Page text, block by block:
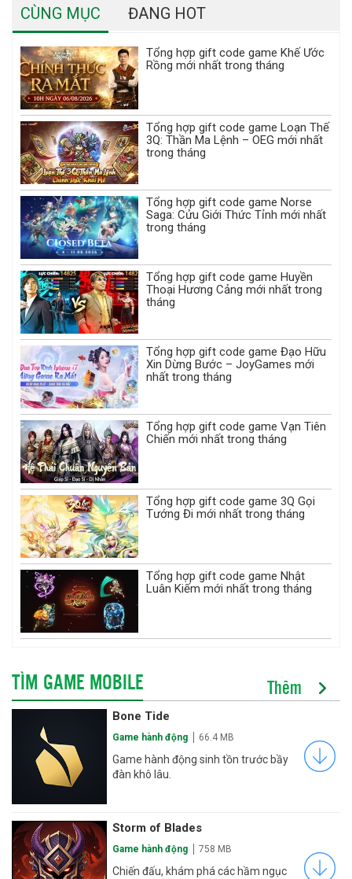
CÙNG MỤC ĐANG HOT
Tổng hợp gift code game Khế Ước
Rồng mới nhất trong tháng
Tổng hợp gift code game Loạn Thế
3Q: Thần Ma Lệnh – OEG mới nhất
trong tháng
Tổng hợp gift code game Norse
Saga: Cửu Giới Thức Tỉnh mới nhất
trong tháng
Tổng hợp gift code game Huyền
Thoại Hương Cảng mới nhất trong
tháng
Tổng hợp gift code game Đạo Hữu
Xin Dừng Bước – JoyGames mới
nhất trong tháng
Tổng hợp gift code game Vạn Tiên
Chiến mới nhất trong tháng
Tổng hợp gift code game 3Q Gọi
Tướng Đi mới nhất trong tháng
Tổng hợp gift code game Nhật
Luân Kiếm mới nhất trong tháng
TÌM GAME MOBILE Thêm
Bone Tide
Game hành động 66.4 MB
Game hành động sinh tồn trước bầy
đàn khô lâu.
Storm of Blades
Game hành động 758 MB
Chiến đấu, khám phá các hầm ngục